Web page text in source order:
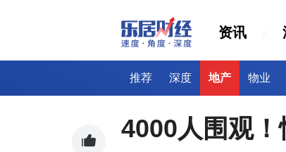
资讯
推荐 深度 地产 物业
4000人围观